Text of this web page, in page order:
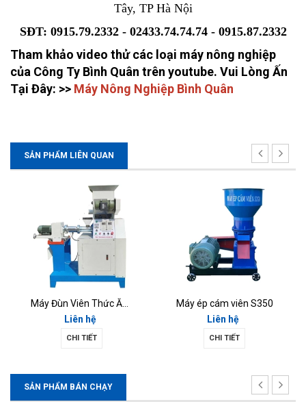
Tây, TP Hà Nội
SĐT: 0915.79.2332 - 02433.74.74.74 - 0915.87.2332
Tham khảo video thử các loại máy nông nghiệp
của Công Ty Bình Quân trên youtube. Vui Lòng Ấn
Tại Đây: >> Máy Nông Nghiệp Bình Quân
SẢN PHẨM LIÊN QUAN
Liên hệ
CHI TIẾT
Máy ép cám viên S350
Liên hệ
CHI TIẾT
SẢN PHẨM BÁN CHẠY